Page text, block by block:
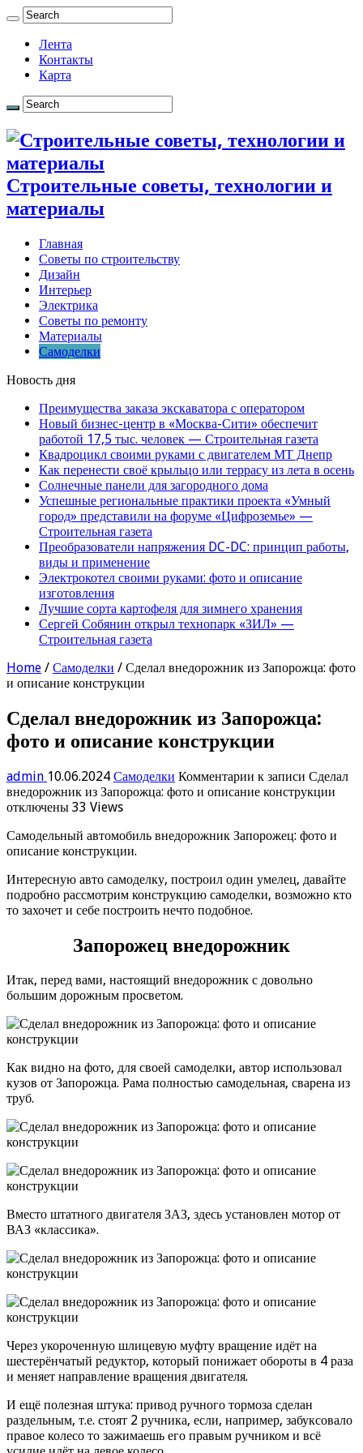
Лента
Контакты
Карта
Строительные советы, технологии и
материалы
Главная
Советы по строительству
Дизайн
Интерьер
Электрика
Советы по ремонту
Материалы
Самоделки
Новость дня
Преимущества заказа экскаватора с оператором
Новый бизнес-центр в «Москва-Сити» обеспечит
работой 17,5 тыс. человек — Строительная газета
Квадроцикл своими руками с двигателем МТ Днепр
Как перенести своё крыльцо или террасу из лета в осень
Солнечные панели для загородного дома
Успешные региональные практики проекта «Умный
город» представили на форуме «Цифроземье» —
Строительная газета
Преобразователи напряжения DC-DC: принцип работы,
виды и применение
Электрокотел своими руками: фото и описание
изготовления
Лучшие сорта картофеля для зимнего хранения
Сергей Собянин открыл технопарк «ЗИЛ» —
Строительная газета
Home / Самоделки / Сделал внедорожник из Запорожца: фото
и описание конструкции
Сделал внедорожник из Запорожца:
фото и описание конструкции
admin 10.06.2024 Самоделки Комментарии к записи Сделал
внедорожник из Запорожца: фото и описание конструкции
отключены 33 Views
Самодельный автомобиль внедорожник Запорожец: фото и
описание конструкции.
Интересную авто самоделку, построил один умелец, давайте
подробно рассмотрим конструкцию самоделки, возможно кто
то захочет и себе построить нечто подобное.
Запорожец внедорожник
Итак, перед вами, настоящий внедорожник с довольно
большим дорожным просветом.
Как видно на фото, для своей самоделки, автор использовал
кузов от Запорожца. Рама полностью самодельная, сварена из
труб.
Вместо штатного двигателя ЗАЗ, здесь установлен мотор от
ВАЗ «классика».
Через укороченную шлицевую муфту вращение идёт на
шестерёнчатый редуктор, который понижает обороты в 4 раза
и меняет направление вращения двигателя.
И ещё полезная штука: привод ручного тормоза сделан
раздельным, т.е. стоят 2 ручника, если, например, забуксовало
правое колесо то зажимаешь его правым ручником и всё